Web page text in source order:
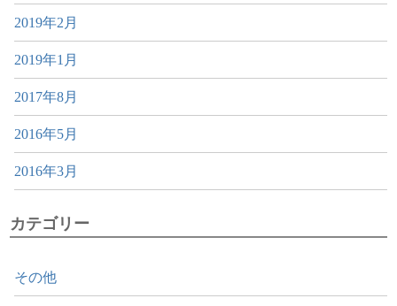
2019年2月
2019年1月
2017年8月
2016年5月
2016年3月
カテゴリー
その他